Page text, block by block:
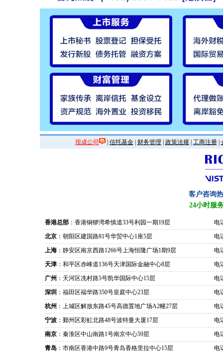
现成公司 | 信托基金| 财务管理 政策法规| 工商注册|
客户咨询
24小时服
香港总部 ：香港铜锣湾希慎道33号利园一期19层
电
北京 ：朝阳区建国路81号华贸中心1座5层
电
上海 ：静安区南京西路1266号上海恒隆广场1期9层
电
天津 ：和平区赤峰道136号天津国际金融中心8层
电
广州 ：天河区冼村路5号凯华国际中心15层
电
深圳 ：福田区福华路350号皇庭中心23层
电
杭州 ：上城区解放东路45号高德置地广场A2幢27层
电
宁波 ：鄞州区彩虹北路48号波特曼大厦17层
电
南京 ：秦淮区中山南路1号南京中心59层
电
青岛 ：市南区香港中路9号青岛香格里拉中心15层 电